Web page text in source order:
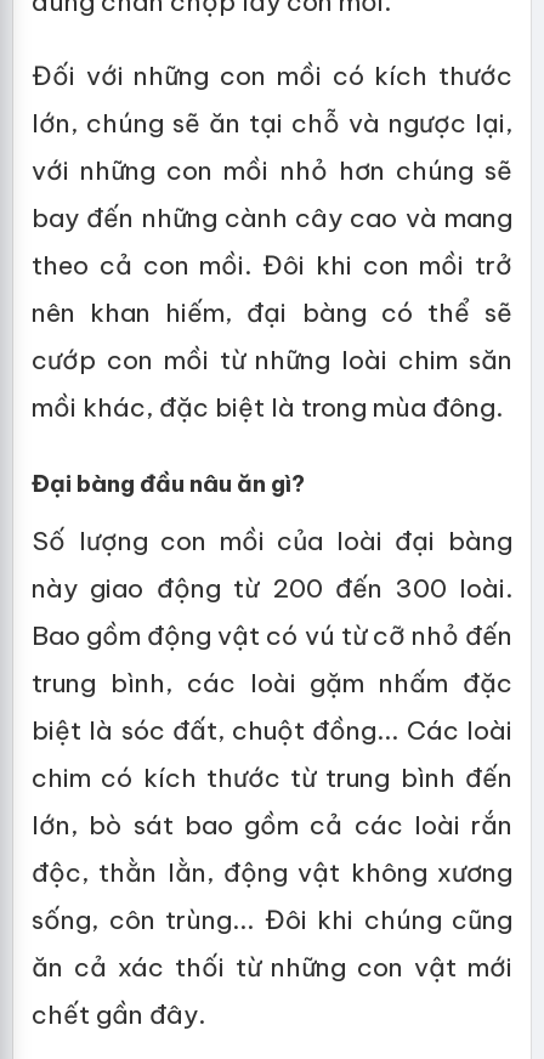
Đối với những con mồi có kích thước
lớn, chúng sẽ ăn tại chỗ và ngược lại,
với những con mồi nhỏ hơn chúng sẽ
bay đến những cành cây cao và mang
theo cả con mồi. Đôi khi con mồi trở
nên khan hiếm, đại bàng có thể sẽ
cướp con mồi từ những loài chim săn
mồi khác, đặc biệt là trong mùa đông.
Đại bàng đầu nâu ăn gì?
Số lượng con mồi của loài đại bàng
này giao động từ 200 đến 300 loài.
Bao gồm động vật có vú từ cỡ nhỏ đến
trung bình, các loài gặm nhấm đặc
biệt là sóc đất, chuột đồng... Các loài
chim có kích thước từ trung bình đến
lớn, bò sát bao gồm cả các loài rắn
độc, thằn lằn, động vật không xương
sống, côn trùng... Đôi khi chúng cũng
ăn cả xác thối từ những con vật mới
chết gần đây.